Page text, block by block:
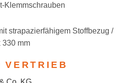
Klemmschrauben
strapazierfähigem Stoffbezug /
330 mm
VERTRIEB